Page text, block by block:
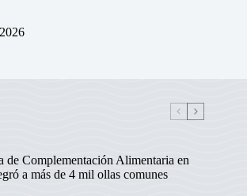
de Complementación Alimentaria en
a más de 4 mil ollas comunes